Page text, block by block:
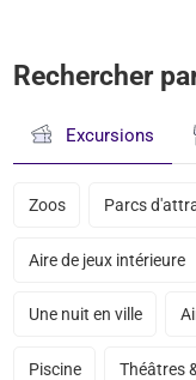
Rechercher
Excursions
Zoos Parcs
Aire de jeux intérieure
Une nuit en ville
Piscine Théâtres